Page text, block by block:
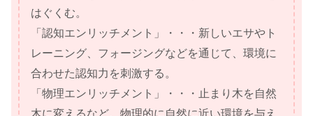
はぐくむ。
「認知エンリッチメント」・・・新しいエサやト
レーニング、フォージングなどを通じて、環境に
合わせた認知力を刺激する。
「物理エンリッチメント」・・・止まり木を自然